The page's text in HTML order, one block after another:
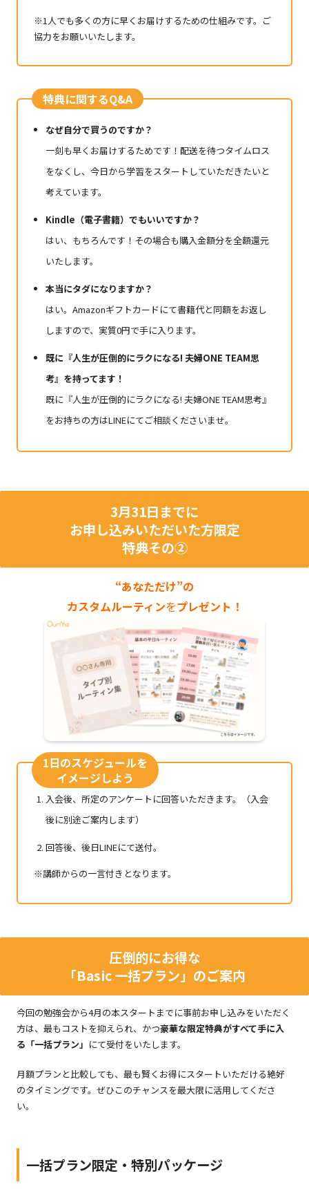
※1人でも多くの方に早くお届けするための仕組みです。ご
協力をお願いいたします。
特典に関するQ&A
なぜ自分で買うのですか？
一刻も早くお届けするためです！配送を待つタイムロス
をなくし、今日から学習をスタートしていただきたいと
考えています。
Kindle（電子書籍）でもいいですか？
はい、もちろんです！その場合も購入金額分を全額還元
いたします。
本当にタダになりますか？
はい。Amazonギフトカードにて書籍代と同額をお返し
しますので、実質0円で手に入ります。
既に『人生が圧倒的にラクになる! 夫婦ONE TEAM思
考』を持ってます！
既に『人生が圧倒的にラクになる! 夫婦ONE TEAM思考』
をお持ちの方はLINEにてご相談くださいませ。
3月31日までに
お申し込みいただいた方限定
特典その②
“あなただけ”の
カスタムルーティンをプレゼント！
1日のスケジュールを
イメージしよう
入会後、所定のアンケートに回答いただきます。（入会
後に別途ご案内します）
回答後、後日LINEにて送付。
※講師からの一言付きとなります。
圧倒的にお得な
「Basic 一括プラン」のご案内
今回の勉強会から4月の本スタートまでに事前お申し込みをいただく
方は、最もコストを抑えられ、かつ豪華な限定特典がすべて手に入
る「一括プラン」 にて受付をいたします。
月額プランと比較しても、最も賢くお得にスタートいただける絶好
のタイミングです。ぜひこのチャンスを最大限に活用してくださ
い。
一括プラン限定・特別パッケージ